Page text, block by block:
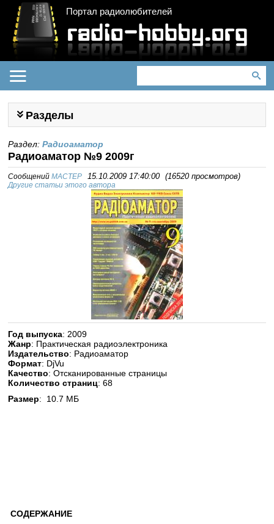
Портал радиолюбителей
Разделы
Раздел:Радиоаматор
Радиоаматор №9 2009г
СообщенийMACTEP 15.10.2009 17:40:00 (16520 просмотров)
Другие статьи этого автора
Год выпуска: 2009
Жанр: Практическая радиоэлектроника
Издательство: Радиоаматор
Формат: DjVu
Качество: Отсканированные страницы
Количество страниц: 68
Размер: 10.7 МБ
СОДЕРЖАНИЕ